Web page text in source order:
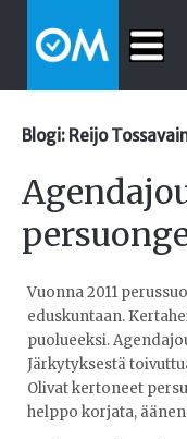
Blogi: Reijo
Vuonna 2011
eduskuntaan.
puolueeksi.
Järkytyksestä
Olivat kertoneet
helppo korjata,